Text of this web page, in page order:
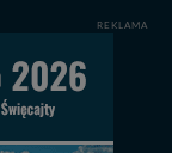
REKLAMA